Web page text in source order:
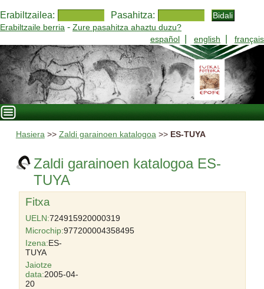
Erabiltzailea: Pasahitza:
Erabiltzaile berria - Zure pasahitza ahaztu duzu?
español
english français
Hasiera>> Zaldi garainoen katalogoa>> ES-TUYA
Zaldi garainoen katalogoa ES-
TUYA
Fitxa
UELN:724915920000319
Microchip:977200004358495
Izena:ES-
TUYA
Jaiotze
data:2005-04-
20